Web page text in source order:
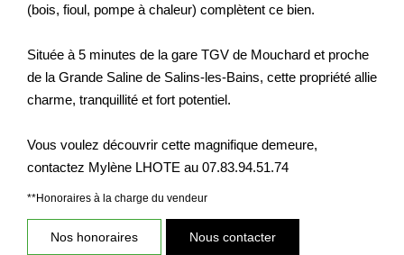
(bois, fioul, pompe à chaleur) complètent ce bien.
Située à 5 minutes de la gare TGV de Mouchard et proche
de la Grande Saline de Salins-les-Bains, cette propriété allie
charme, tranquillité et fort potentiel.
Vous voulez découvrir cette magnifique demeure,
contactez Mylène LHOTE au 07.83.94.51.74
**Honoraires à la charge du vendeur
Nos honoraires Nous contacter